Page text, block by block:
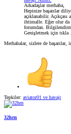
Arkadaşlar merhaba,
Hepinize başarılar
açıklanabilir.
ihtimalle. Eğer olur da
forumdan.
Genişletmek için tıkla
Merhabalar, sizlere de başarılar,
Tepkiler: aviator01 ve havajr
32hrn